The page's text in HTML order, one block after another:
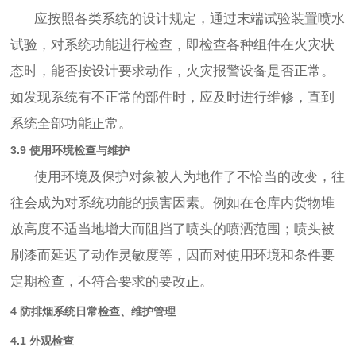
应按照各类系统的设计规定，通过末端试验装置喷水
试验，对系统功能进行检查，即检查各种组件在火灾状
态时，能否按设计要求动作，火灾报警设备是否正常。
如发现系统有不正常的部件时，应及时进行维修，直到
系统全部功能正常。
3.9 使用环境检查与维护
使用环境及保护对象被人为地作了不恰当的改变，往
往会成为对系统功能的损害因素。例如在仓库内货物堆
放高度不适当地增大而阻挡了喷头的喷洒范围；喷头被
刷漆而延迟了动作灵敏度等，因而对使用环境和条件要
定期检查，不符合要求的要改正。
4 防排烟系统日常检查、维护管理
4.1 外观检查